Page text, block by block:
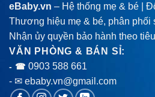
eBaby.vn – Hệ thống mẹ & bé |
Thương hiệu mẹ & bé, phân phối
Nhận ủy quyền bảo hành theo
VĂN PHÒNG & BÁN SỈ:
- ☎ 0903 588 661
- ✉ ebaby.vn@gmail.com